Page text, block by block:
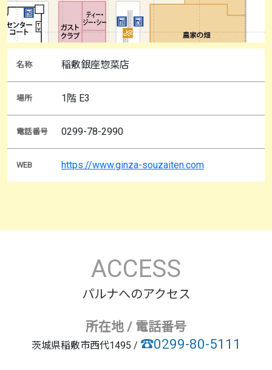
名称 稲敷銀座惣菜店
場所 1階 E3
電話番号 0299-78-2990
WEB https://www.ginza-souzaiten.com
ACCESS
パルナへのアクセス
所在地 / 電話番号
茨城県稲敷市西代1495 / ☎0299-80-5111